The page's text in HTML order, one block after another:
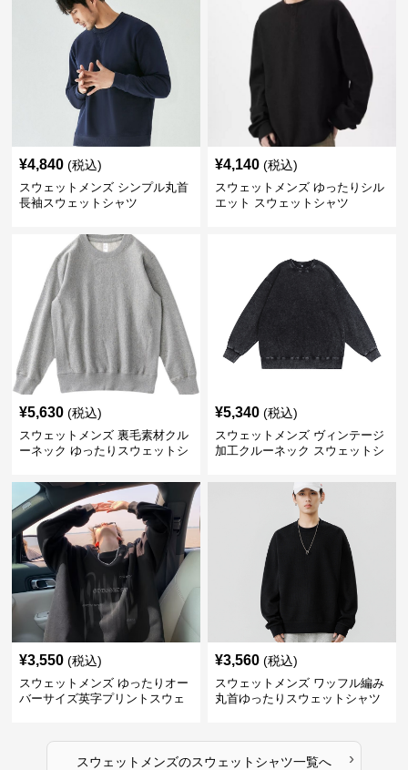
¥4,840 (税込)
スウェットメンズ シンプル丸首
長袖スウェットシャツ
¥4,140 (税込)
スウェットメンズ ゆったりシル
エット スウェットシャツ
¥5,630 (税込)
スウェットメンズ 裏毛素材クル
ーネック ゆったりスウェットシ
¥5,340 (税込)
スウェットメンズ ヴィンテージ
加工クルーネック スウェットシ
¥3,550 (税込)
スウェットメンズ ゆったりオー
バーサイズ英字プリントスウェ
¥3,560 (税込)
スウェットメンズ ワッフル編み
丸首ゆったりスウェットシャツ
スウェットメンズのスウェットシャツ一覧へ ›